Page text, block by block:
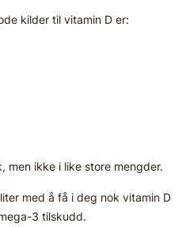
kilder til vitamin D er:
men ikke i like store mengder.
med å få i deg nok vitamin D
3 tilskudd.